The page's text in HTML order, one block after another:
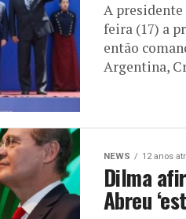
A
feira (17) a
então
Argentina,
NEWS 12 anos
Dilma
Abreu